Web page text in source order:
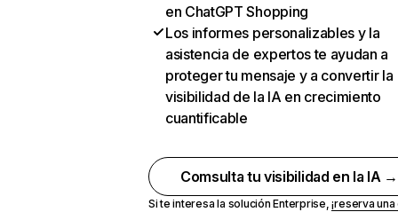
en ChatGPT Shopping
Los informes personalizables y la
asistencia de expertos te ayudan a
proteger tu mensaje y a convertir la
visibilidad de la IA en crecimiento
cuantificable
Comsulta tu visibilidad en la IA →
Si te interesa la solución Enterprise,¡reserva